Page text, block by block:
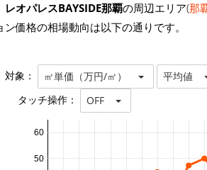
レオパレスBAYSIDE那覇の周辺エリア(那
ン価格の相場動向は以下の通りです。
対象： ㎡単価（万円/㎡） 平均値
タッチ操作： OFF
50
60